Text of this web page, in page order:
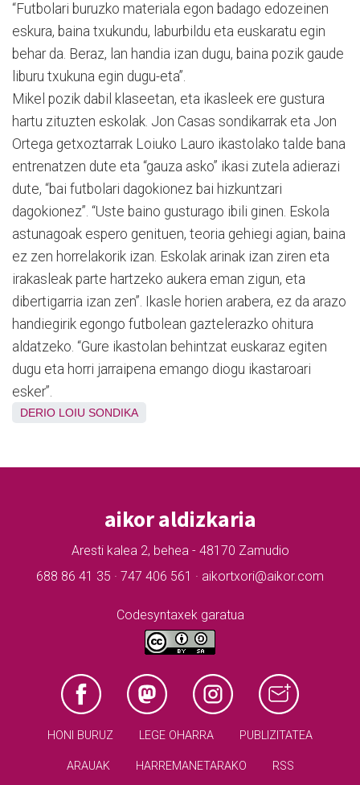
“Futbolari buruzko materiala egon badago edozeinen
eskura, baina txukundu, laburbildu eta euskaratu egin
behar da. Beraz, lan handia izan dugu, baina pozik gaude
liburu txukuna egin dugu-eta”.
Mikel pozik dabil klaseetan, eta ikasleek ere gustura
hartu zituzten eskolak. Jon Casas sondikarrak eta Jon
Ortega getxoztarrak Loiuko Lauro ikastolako talde bana
entrenatzen dute eta “gauza asko” ikasi zutela adierazi
dute, “bai futbolari dagokionez bai hizkuntzari
dagokionez”. “Uste baino gusturago ibili ginen. Eskola
astunagoak espero genituen, teoria gehiegi agian, baina
ez zen horrelakorik izan. Eskolak arinak izan ziren eta
irakasleak parte hartzeko aukera eman zigun, eta
dibertigarria izan zen”. Ikasle horien arabera, ez da arazo
handiegirik egongo futbolean gaztelerazko ohitura
aldatzeko. “Gure ikastolan behintzat euskaraz egiten
dugu eta horri jarraipena emango diogu ikastaroari
esker”.
DERIO LOIU SONDIKA
aikor aldizkaria
Aresti kalea 2, behea - 48170 Zamudio
688 86 41 35 · 747 406 561 · aikortxori@aikor.com
Codesyntaxek garatua
HONI BURUZ LEGE OHARRA PUBLIZITATEA
ARAUAK HARREMANETARAKO RSS